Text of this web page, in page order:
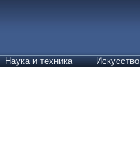
Наука и техника Искусство